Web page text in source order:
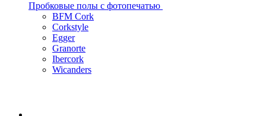
Пробковые полы с фотопечатью
BFM Cork
Corkstyle
Egger
Granorte
Ibercork
Wicanders